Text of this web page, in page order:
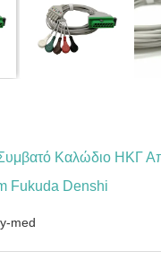
Καλώδιο ΗΚΓ
Fukuda Denshi
med